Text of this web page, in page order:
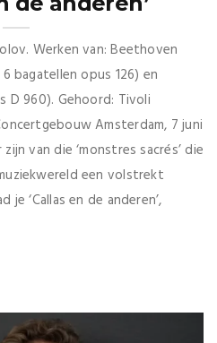
Werken van: Beethoven
bagatellen opus 126) en
D 960). Gehoord: Tivoli
Amsterdam, 7 juni
van die ‘monstres sacrés’ die
een volstrekt
je ‘Callas en de anderen’,